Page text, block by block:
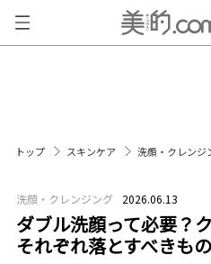
トップ スキンケア 洗顔・クレンジ
洗顔・クレンジング 2026.06.13
ダブル洗顔って必要？
それぞれ落とすべきも